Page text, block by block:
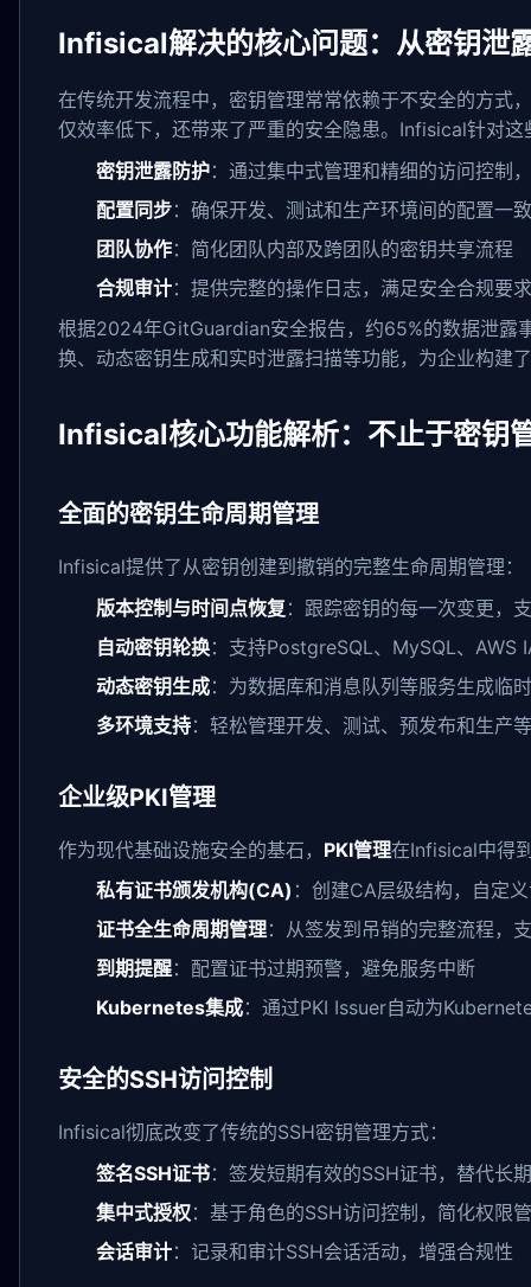
Infisical解决的核心问题：从密钥泄
在传统开发流程中，密钥管理常常依赖于不安全的方式
仅效率低下，还带来了严重的安全隐患。Infisical针对
密钥泄露防护：通过集中式管理和精细的访问控制
配置同步：确保开发、测试和生产环境间的配置一
团队协作：简化团队内部及跨团队的密钥共享流程
合规审计：提供完整的操作日志，满足安全合规要求
根据2024年GitGuardian安全报告，约65%的数据泄露
换、动态密钥生成和实时泄露扫描等功能，为企业构建
Infisical核心功能解析：不止于密钥
全面的密钥生命周期管理
Infisical提供了从密钥创建到撤销的完整生命周期管理：
版本控制与时间点恢复 ：跟踪密钥的每一次变更，
自动密钥轮换：支持PostgreSQL、MySQL、AWS
动态密钥生成：为数据库和消息队列等服务生成临
多环境支持：轻松管理开发、测试、预发布和生产
企业级PKI管理
作为现代基础设施安全的基石， PKI管理在Infisical中得
私有证书颁发机构(CA) ：创建CA层级结构，自定
证书全生命周期管理：从签发到吊销的完整流程，
到期提醒：配置证书过期预警，避免服务中断
Kubernetes集成：通过PKI Issuer自动为
安全的SSH访问控制
Infisical彻底改变了传统的SSH密钥管理方式：
签名SSH证书：签发短期有效的SSH证书，替代长
集中式授权：基于角色的SSH访问控制，简化权限
会话审计：记录和审计SSH会话活动，增强合规性